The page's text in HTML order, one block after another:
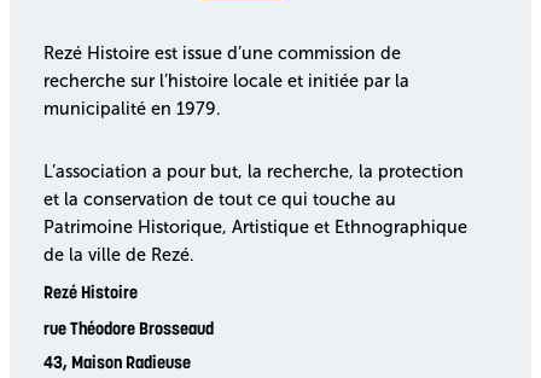
Rezé Histoire est issue d’une commission de
recherche sur l’histoire locale et initiée par la
municipalité en 1979.
L’association a pour but, la recherche, la protection
et la conservation de tout ce qui touche au
Patrimoine Historique, Artistique et Ethnographique
de la ville de Rezé.
Rezé Histoire
rue Théodore Brosseaud
43, Maison Radieuse